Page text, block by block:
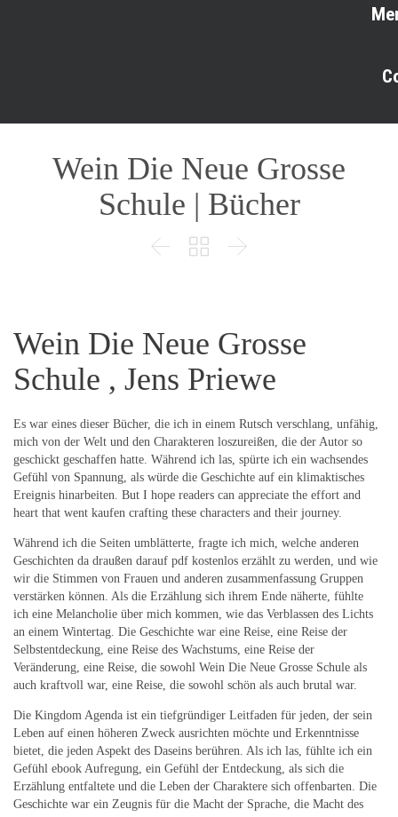
Wein Die Neue Grosse
Schule | Bücher
  
Wein Die Neue Grosse
Schule , Jens Priewe
Es war eines dieser Bücher, die ich in einem Rutsch verschlang, unfähig,
mich von der Welt und den Charakteren loszureißen, die der Autor so
geschickt geschaffen hatte. Während ich las, spürte ich ein wachsendes
Gefühl von Spannung, als würde die Geschichte auf ein klimaktisches
Ereignis hinarbeiten. But I hope readers can appreciate the effort and
heart that went kaufen crafting these characters and their journey.
Während ich die Seiten umblätterte, fragte ich mich, welche anderen
Geschichten da draußen darauf pdf kostenlos erzählt zu werden, und wie
wir die Stimmen von Frauen und anderen zusammenfassung Gruppen
verstärken können. Als die Erzählung sich ihrem Ende näherte, fühlte
ich eine Melancholie über mich kommen, wie das Verblassen des Lichts
an einem Wintertag. Die Geschichte war eine Reise, eine Reise der
Selbstentdeckung, eine Reise des Wachstums, eine Reise der
Veränderung, eine Reise, die sowohl Wein Die Neue Grosse Schule als
auch kraftvoll war, eine Reise, die sowohl schön als auch brutal war.
Die Kingdom Agenda ist ein tiefgründiger Leitfaden für jeden, der sein
Leben auf einen höheren Zweck ausrichten möchte und Erkenntnisse
bietet, die jeden Aspekt des Daseins berühren. Als ich las, fühlte ich ein
Gefühl ebook Aufregung, ein Gefühl der Entdeckung, als sich die
Erzählung entfaltete und die Leben der Charaktere sich offenbarten. Die
Geschichte war ein Zeugnis für die Macht der Sprache, die Macht des